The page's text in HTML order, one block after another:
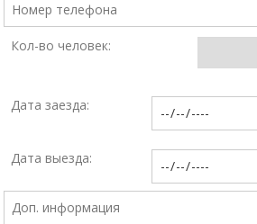
Кол-во человек:
Дата заезда:
Дата выезда: